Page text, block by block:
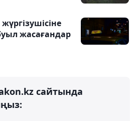
жасағандар
сайтында